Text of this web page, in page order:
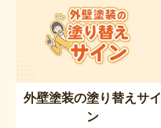
外壁塗装の塗り替えサイ
ン